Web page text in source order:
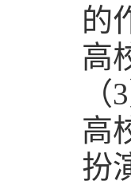
的
高
（3
高
扮